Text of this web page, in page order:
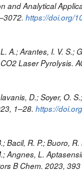
and Analytical
https://doi.org/
A.; Arantes, I. V. S.;
Laser Pyrolysis.
D.; Soyer, O.
1–28. https://
Bacil, R. P.; Buoro,
Angnes, L.
B Chem. 2023,